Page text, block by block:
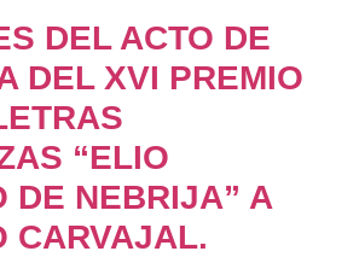
DEL ACTO DE
DEL XVI PREMIO
“ELIO
DE NEBRIJA” A
CARVAJAL.